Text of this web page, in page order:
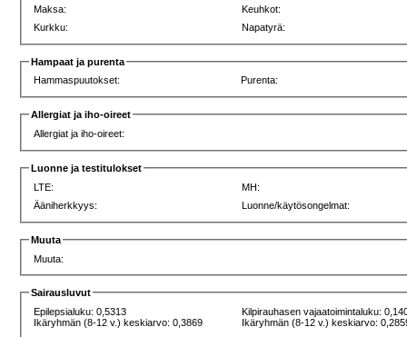
Maksa:
Keuhkot:
Kurkku:
Napatyrä:
Hampaat ja purenta
Hammaspuutokset:
Purenta:
Allergiat ja iho-oireet
Allergiat ja iho-oireet:
Luonne ja testitulokset
LTE:
MH:
Ääniherkkyys:
Luonne/käytösongelmat:
Muuta
Muuta:
Sairausluvut
Epilepsialuku: 0,5313
Ikäryhmän (8-12 v.) keskiarvo: 0,3869
Kilpirauhasen vajaatoimintaluku:
Ikäryhmän (8-12 v.) keskiarvo: